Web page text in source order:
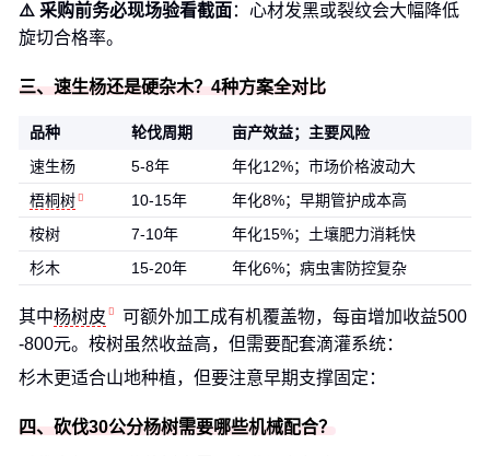
⚠️ 采购前务必现场验看截面：心材发黑或裂纹会大幅降低
旋切合格率。
三、速生杨还是硬杂木？4种方案全对比
品种 轮伐周期
亩产效益；主要风险
速生杨
5-8年
年化12%；市场价格波动大
梧桐树
10-15年
年化8%；早期管护成本高
桉树
7-10年
年化15%；土壤肥力消耗快
杉木
15-20年 年化6%；病虫害防控复杂
其中杨树皮
可额外加工成有机覆盖物，每亩增加收益500
-800元。桉树虽然收益高，但需要配套滴灌系统：
杉木更适合山地种植，但要注意早期支撑固定：
四、砍伐30公分杨树需要哪些机械配合？